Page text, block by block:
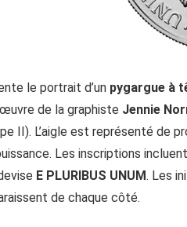
le portrait d’un pygargue à
de la graphiste Jennie
II). L’aigle est représenté de
Les inscriptions incluent
E PLURIBUS UNUM. Les
de chaque côté.